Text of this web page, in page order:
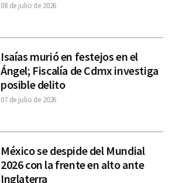
08 de julio de 2026
Isaías murió en festejos en el
Ángel; Fiscalía de Cdmx investiga
posible delito
07 de julio de 2026
México se despide del Mundial
2026 con la frente en alto ante
Inglaterra